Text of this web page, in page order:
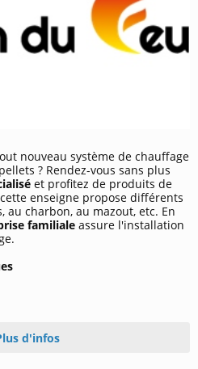
nouveau système de chauffage
? Rendez-vous sans plus
et profitez de produits de
enseigne propose différents
au charbon, au mazout, etc. En
familiale assure l'installation
d'infos